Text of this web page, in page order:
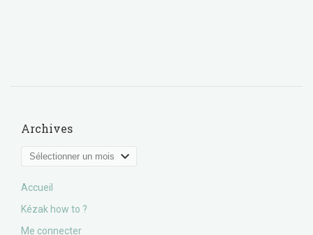
Archives
Archives
Accueil
Kézak how to ?
Me connecter